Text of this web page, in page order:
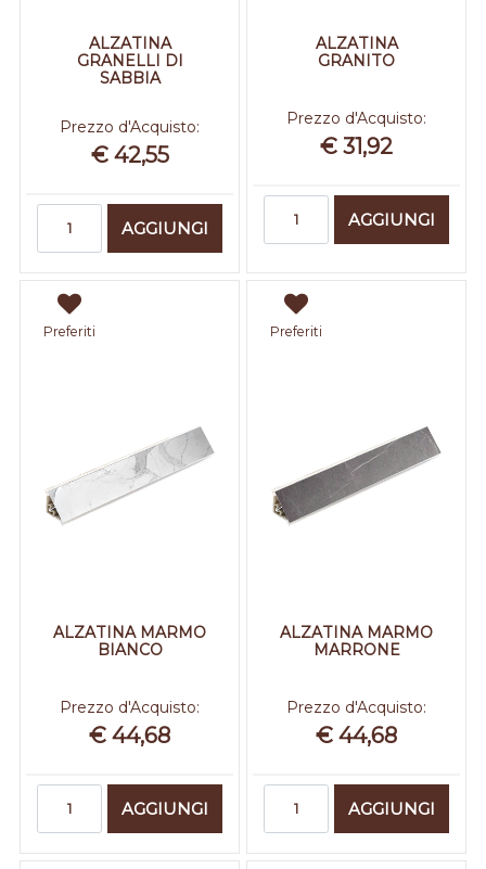
ALZATINA
GRANELLI DI
SABBIA
Prezzo d'Acquisto:
€ 42,55
AGGIUNGI
ALZATINA
GRANITO
Prezzo d'Acquisto:
€ 31,92
AGGIUNGI
Preferiti
ALZATINA MARMO
BIANCO
Prezzo d'Acquisto:
€ 44,68
AGGIUNGI
Preferiti
ALZATINA MARMO
MARRONE
Prezzo d'Acquisto:
€ 44,68
AGGIUNGI